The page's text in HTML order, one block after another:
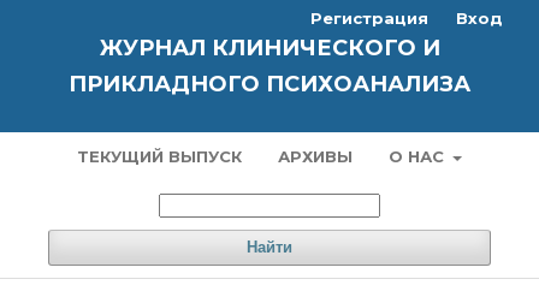
ЖУРНАЛ КЛИНИЧЕСКОГО И
ПРИКЛАДНОГО ПСИХОАНАЛИЗА
ТЕКУЩИЙ ВЫПУСК АРХИВЫ О НАС
Найти
Регистрация Вход